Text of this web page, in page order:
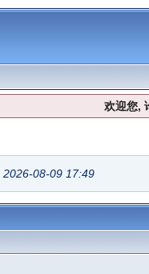
欢迎您,
2026-08-09 17:49